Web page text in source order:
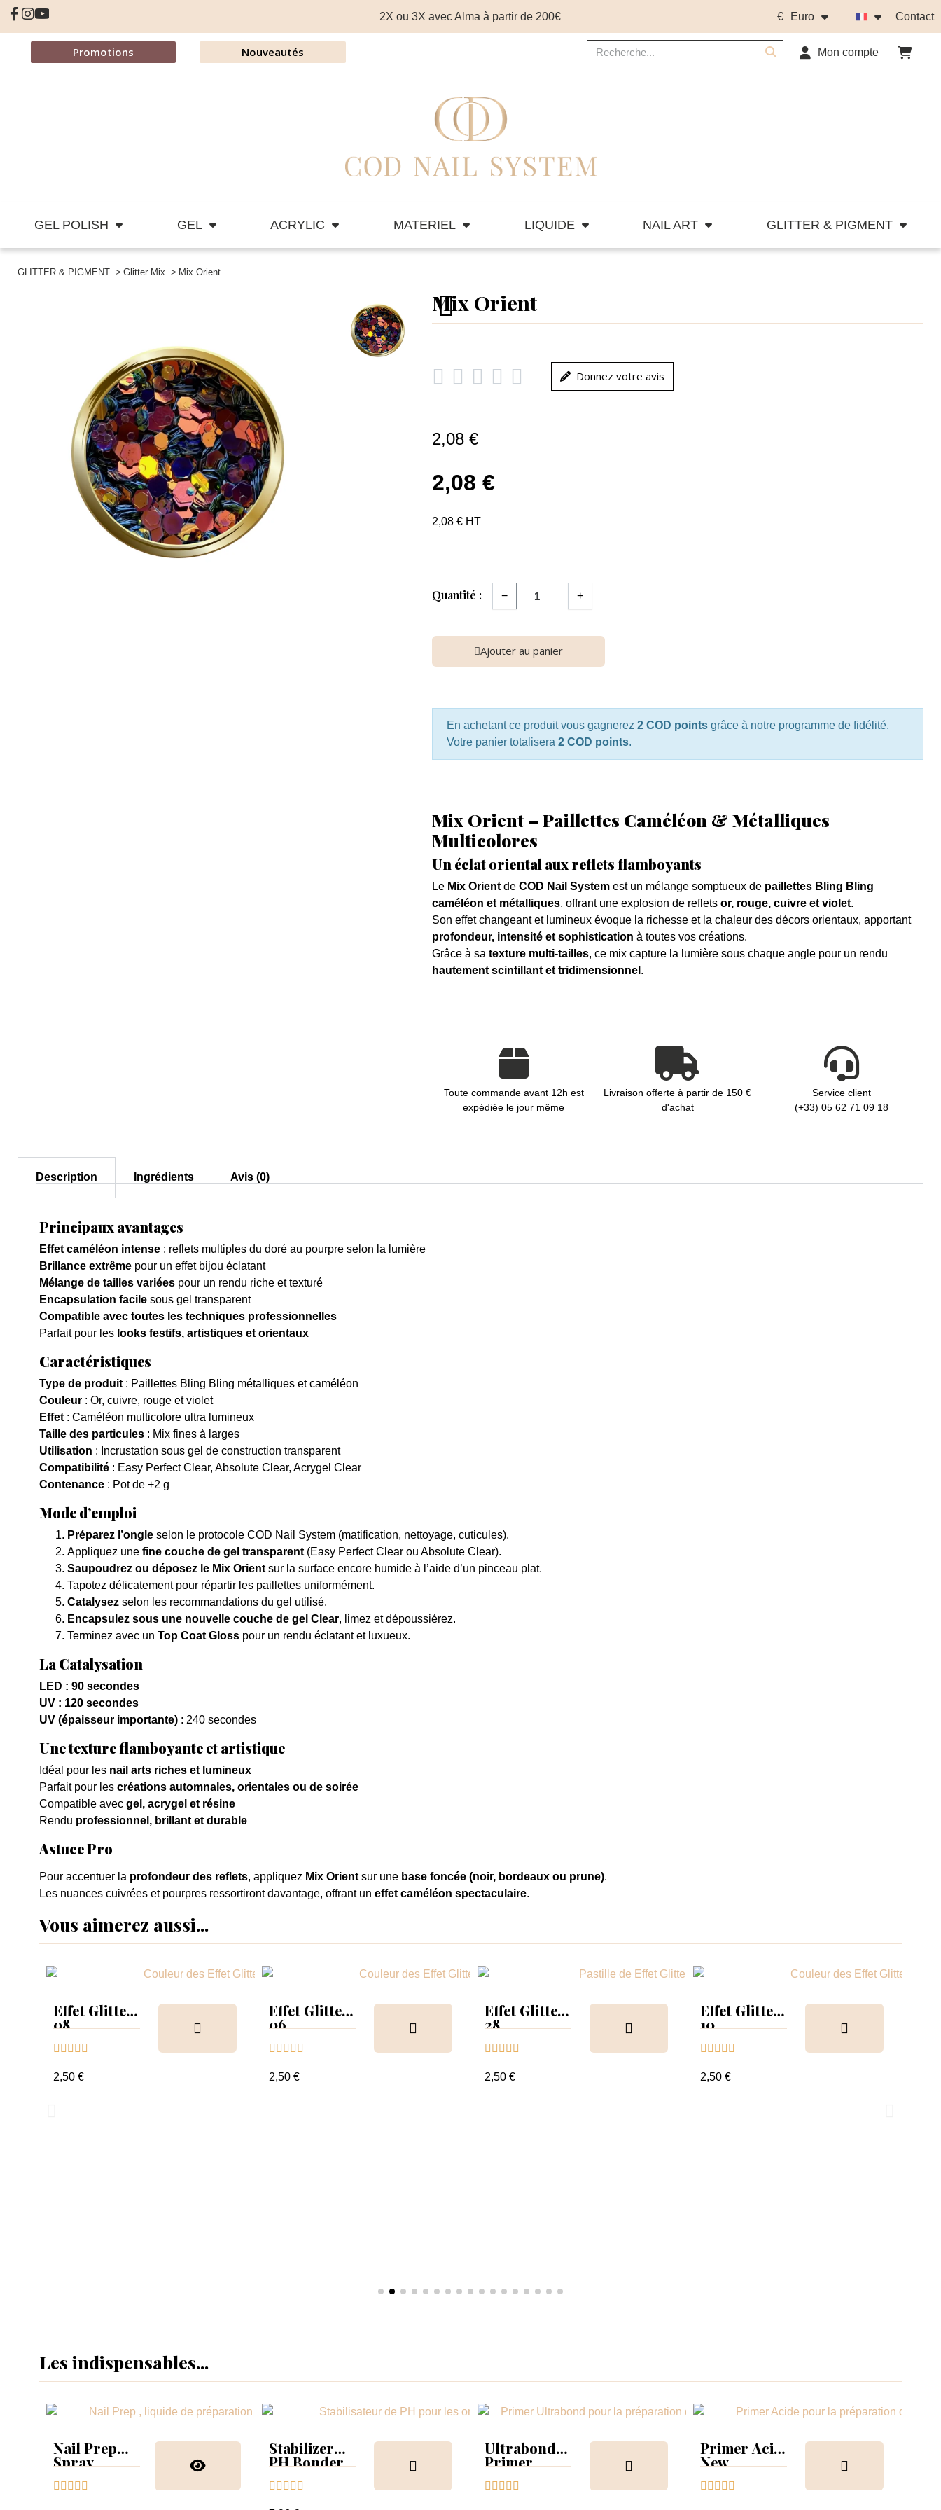
2X ou 3X avec Alma à partir de 200€ € Euro Contact
Promotions Nouveautés Mon compte
GEL POLISH GEL ACRYLIC MATERIEL LIQUIDE NAIL ART GLITTER & PIGMENT
GLITTER & PIGMENT Glitter Mix Mix Orient
Mix Orient
     Donnez votre avis
2,08 €
2,08 €
2,08 € HT
Quantité : − +
Ajouter au panier
En achetant ce produit vous gagnerez 2 COD pointsgrâce à notre programme de fidélité.
Votre panier totalisera 2 COD points.
Mix Orient – Paillettes Caméléon & Métalliques
Multicolores
Un éclat oriental aux reflets flamboyants
Le Mix Orientde COD Nail Systemest un mélange somptueux de paillettes Bling Bling
caméléon et métalliques, offrant une explosion de reflets or, rouge, cuivre et violet.
Son effet changeant et lumineux évoque la richesse et la chaleur des décors orientaux, apportant
profondeur, intensité et sophistication à toutes vos créations.
Grâce à sa texture multi-tailles, ce mix capture la lumière sous chaque angle pour un rendu
hautement scintillant et tridimensionnel .
Toute commande avant 12h est
expédiée le jour même
Livraison offerte à partir de 150 €
d'achat
Service client
(+33) 05 62 71 09 18
Description Ingrédients Avis (0)
Principaux avantages
Effet caméléon intense : reflets multiples du doré au pourpre selon la lumière
Brillance extrême pour un effet bijou éclatant
Mélange de tailles variées pour un rendu riche et texturé
Encapsulation facile sous gel transparent
Compatible avec toutes les techniques professionnelles
Parfait pour les looks festifs, artistiques et orientaux
Caractéristiques
Type de produit: Paillettes Bling Bling métalliques et caméléon
Couleur : Or, cuivre, rouge et violet
Effet: Caméléon multicolore ultra lumineux
Taille des particules : Mix fines à larges
Utilisation : Incrustation sous gel de construction transparent
Compatibilité : Easy Perfect Clear, Absolute Clear, Acrygel Clear
Contenance : Pot de +2 g
Mode d’emploi
Préparez l’ongle selon le protocole COD Nail System (matification, nettoyage, cuticules).
Appliquez une fine couche de gel transparent(Easy Perfect Clear ou Absolute Clear).
Saupoudrez ou déposez le Mix Orientsur la surface encore humide à l’aide d’un pinceau plat.
Tapotez délicatement pour répartir les paillettes uniformément.
Catalysez selon les recommandations du gel utilisé.
Encapsulez sous une nouvelle couche de gel Clear, limez et dépoussiérez.
Terminez avec un Top Coat Gloss pour un rendu éclatant et luxueux.
La Catalysation
LED : 90 secondes
UV : 120 secondes
UV (épaisseur importante) : 240 secondes
Une texture flamboyante et artistique
Idéal pour les nail arts riches et lumineux
Parfait pour les créations automnales, orientales ou de soirée
Compatible avec gel, acrygel et résine
Rendu professionnel, brillant et durable
Astuce Pro
Pour accentuer la profondeur des reflets, appliquez Mix Orientsur une base foncée (noir, bordeaux ou prune).
Les nuances cuivrées et pourpres ressortiront davantage, offrant un effet caméléon spectaculaire.
Vous aimerez aussi...
Effet Glitter
08
    
2,50 €
Effet Glitter
06
    
2,50 €
Effet Glitter
28
    
2,50 €
Effet Glitter
10
    
2,50 €
Les indispensables...
Nail Prep
Spray
    
Stabilizer
PH Bonder
    
Ultrabond
Primer
    
Primer Acid
New
    